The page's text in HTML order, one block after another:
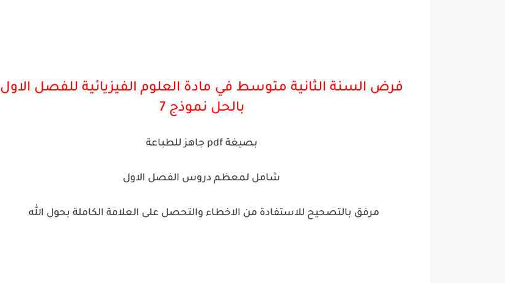
فرض السنة الثانية متوسط في مادة العلوم الفيزيائية للفصل الاول
بالحل نموذج 7
بصيغة pdf جاهز للطباعة
شامل لمعظم دروس الفصل الاول
مرفق بالتصحيح للاستفادة من الاخطاء والتحصل على العلامة الكاملة بحول الله